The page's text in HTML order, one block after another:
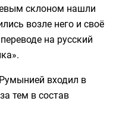
склоном нашли
возле него и своё
на русский
входил в
тем в состав